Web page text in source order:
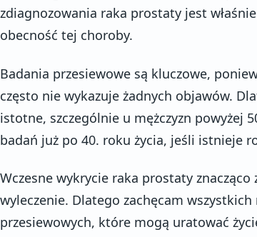
zdiagnozowania raka prostaty jest
obecność tej choroby.
Badania przesiewowe są kluczowe,
często nie wykazuje żadnych objawów.
istotne, szczególnie u mężczyzn powyżej
badań już po 40. roku życia, jeśli istnieje
Wczesne wykrycie raka prostaty
wyleczenie. Dlatego zachęcam
przesiewowych, które mogą uratować